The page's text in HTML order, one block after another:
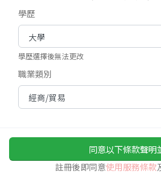
學歷
學歷選擇後無法更改
職業類別
同意以下條款聲明
註冊後即同意使用服務條款